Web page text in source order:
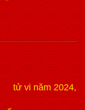
tử vi năm 2024